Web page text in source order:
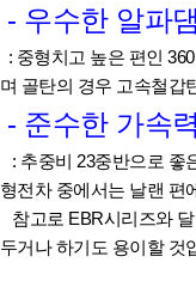
- 우수한 알파
: 중형치고 높은 편인
며 골탄의 경우 고속철갑
- 준수한 가속
: 추중비 23중반으로 좋
형전차 중에서는 날랜 편
참고로 EBR시리즈와
두거나 하기도 용이할 것